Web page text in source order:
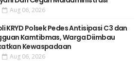
Aug 06, 2026
KRYD Polsek Pedes Antisipasi C3 dan
Kamtibmas, Warga Diimbau
Kewaspadaan
Aug 06, 2026